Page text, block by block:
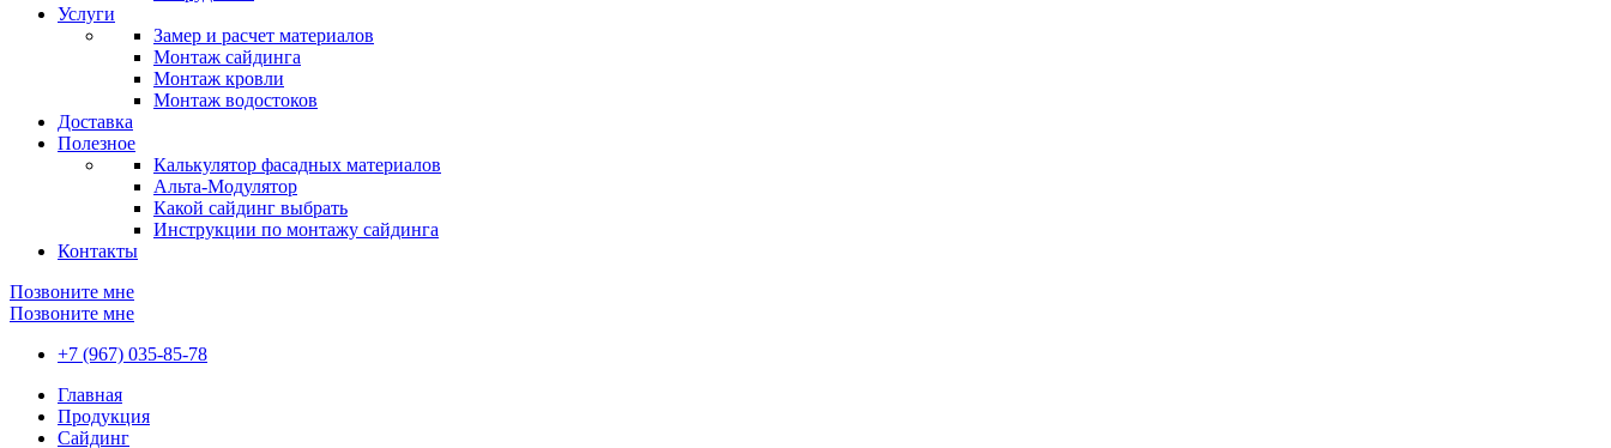
Услуги
Замер и расчет материалов
Монтаж сайдинга
Монтаж кровли
Монтаж водостоков
Доставка
Полезное
Калькулятор фасадных материалов
Альта-Модулятор
Какой сайдинг выбрать
Инструкции по монтажу сайдинга
Контакты
Позвоните мне
Позвоните мне
+7 (967) 035-85-78
Главная
Продукция
Сайдинг